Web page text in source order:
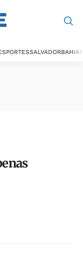
SALVADORBAHIA